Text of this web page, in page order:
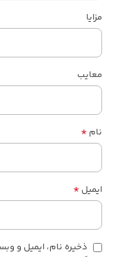
مزایا
معایب
نام *
ایمیل *
ذخیره نام، ایمیل و